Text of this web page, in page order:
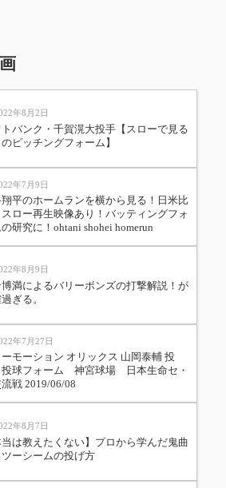
年8月2日
トバンク・千賀滉大投手【スローで見る
ピッチングフォーム】
年7月9日
翔平のホームランを横から見る！日米比
ロー再生映像あり！バッティングフォ
研究に！ohtani shohei homerun
年8月9日
満によるバリーボンズの打撃解説！が
ぎる。
年7月27日
ーモーション オリックス 山岡泰輔 投
球フォーム 神宮球場 日本生命セ・
戦 2019/06/08
年8月7日
当は教えたくない】プロから学んだ鬼曲
ーシームの投げ方